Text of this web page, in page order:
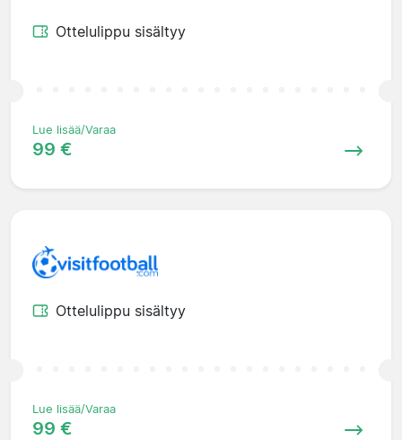
Ottelulippu sisältyy
Lue lisää/Varaa
99 €
Ottelulippu sisältyy
Lue lisää/Varaa
99 €